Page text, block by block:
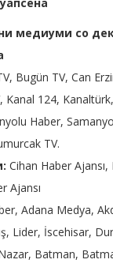
медиуми со
Bugün TV, Can
Kanal 124,
Haber,
TV.
Cihan Haber
Ajansı
Adana Medya,
Lider, İscehisar,
Batman,